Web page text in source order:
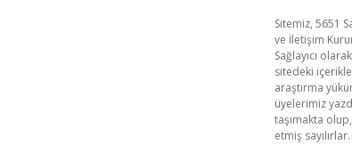
Sitemiz, 5651
ve İletişim
Sağlayıcı
sitedeki
araştırma
üyelerimiz
taşımakta
etmiş sayılırlar.